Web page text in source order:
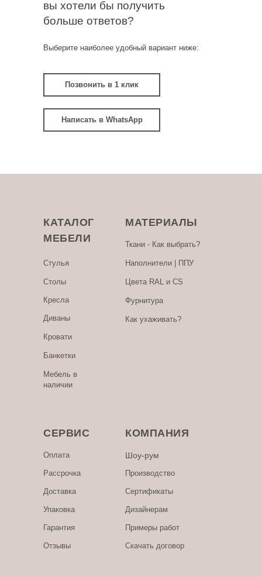
вы хотели бы получить
больше ответов?
Выберите наиболее удобный вариант ниже:
Написать в WhatsApp
Позвонить в 1 клик
Примеры работ
Сертификаты
Дизайнерам
Производство
Скачать договор
КОМПАНИЯ
Оплата
Упаковка
СЕРВИС
Гарантия
Ткани - Как выбрать?
Отзывы
Наполнители | ППУ
Доставка
Цвета RAL и CS
Фурнитура
Как ухаживать?
МАТЕРИАЛЫ
Стулья
Кресла
Столы
Диваны
Кровати
Банкетки
Мебель в
наличии
КАТАЛОГ
МЕБЕЛИ
Шоу-рум
Рассрочка